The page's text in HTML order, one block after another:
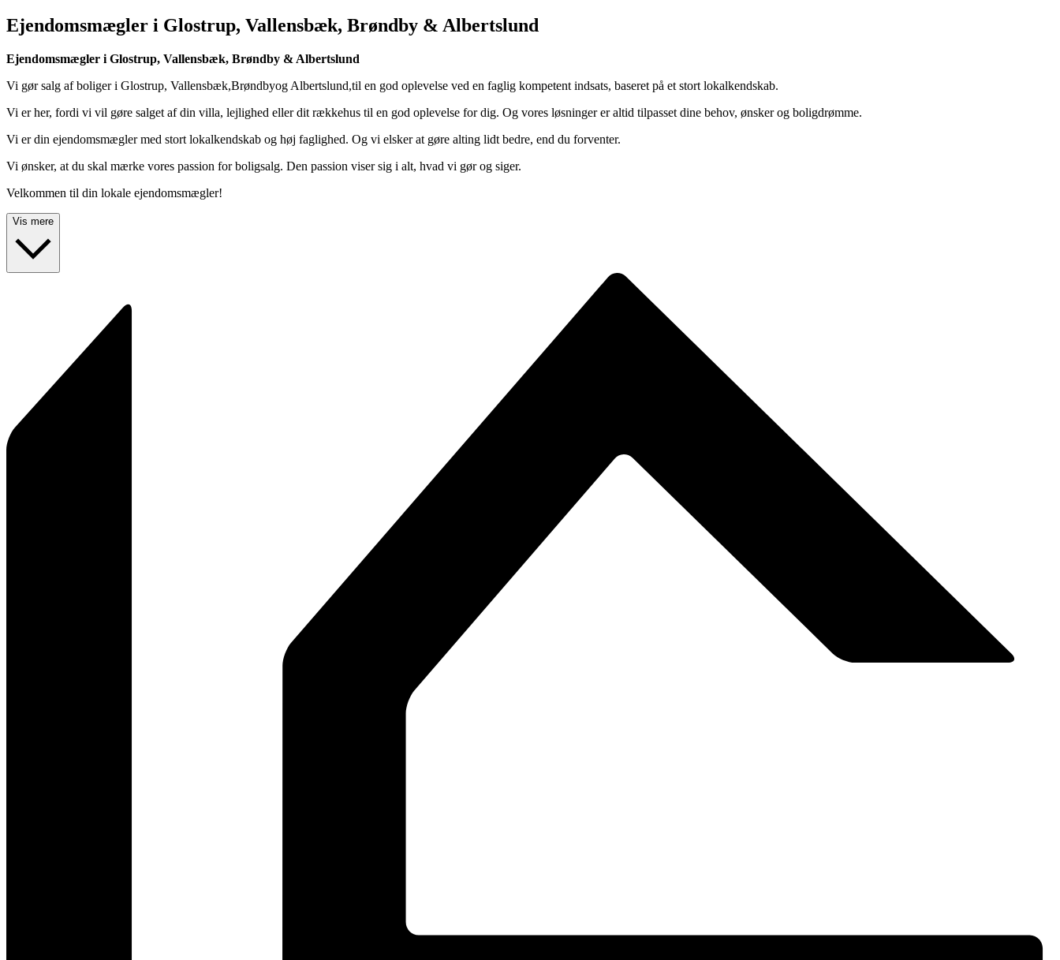
Ejendomsmægler i Glostrup, Vallensbæk, Brøndby & Albertslund
Ejendomsmægler i Glostrup, Vallensbæk, Brøndby & Albertslund
Vi gør salg af boliger i Glostrup, Vallensbæk,Brøndbyog Albertslund,til en god oplevelse ved en faglig kompetent indsats, baseret på et stort lokalkendskab.
Vi er her, fordi vi vil gøre salget af din villa, lejlighed eller dit rækkehus til en god oplevelse for dig. Og vores løsninger er altid tilpasset dine behov, ønsker og boligdrømme.
Vi er din ejendomsmægler med stort lokalkendskab og høj faglighed. Og vi elsker at gøre alting lidt bedre, end du forventer.
Vi ønsker, at du skal mærke vores passion for boligsalg. Den passion viser sig i alt, hvad vi gør og siger.
Velkommen til din lokale ejendomsmægler!
Vis mere